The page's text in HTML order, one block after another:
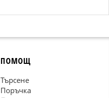
ПОМОЩ
Търсене
Поръчка